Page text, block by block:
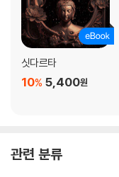
싯다르타
5,400원
10%
관련 분류